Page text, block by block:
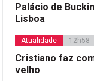
Palácio de
Lisboa
Atualidade 12h58
Cristiano faz
velho